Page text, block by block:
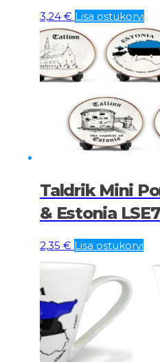
3,24 € Lisa ostukorvi
Taldrik Mini
& Estonia LSE7
2,35 € Lisa ostukorvi